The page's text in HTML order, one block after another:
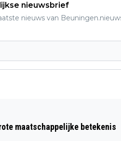
nieuwsbrief
nieuws van
maatschappelijke betekenis